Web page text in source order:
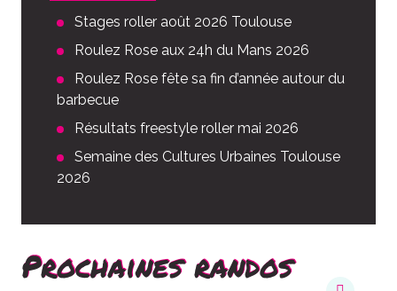
Stages roller août 2026 Toulouse
Roulez Rose aux 24h du Mans 2026
Roulez Rose fête sa fin d’année autour du
barbecue
Résultats freestyle roller mai 2026
Semaine des Cultures Urbaines Toulouse
2026
Prochaines randos